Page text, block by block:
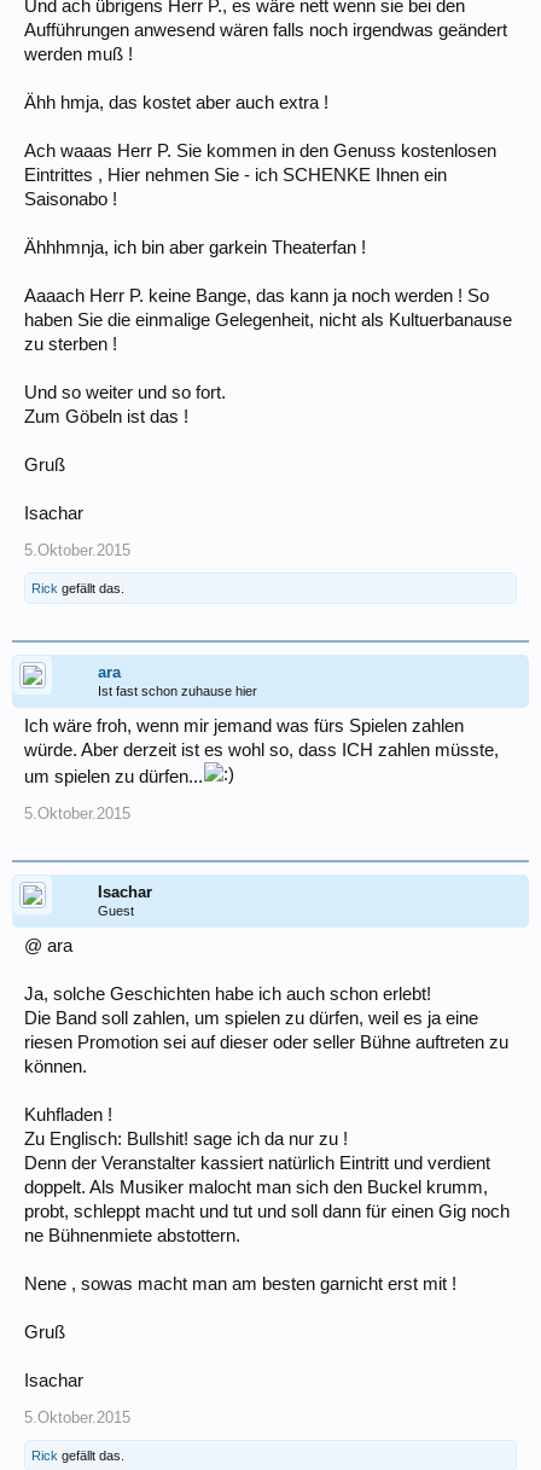
Und ach übrigens Herr P., es wäre nett wenn sie bei den
Aufführungen anwesend wären falls noch irgendwas geändert
werden muß !
Ähh hmja, das kostet aber auch extra !
Ach waaas Herr P. Sie kommen in den Genuss kostenlosen
Eintrittes , Hier nehmen Sie - ich SCHENKE Ihnen ein
Saisonabo !
Ähhhmnja, ich bin aber garkein Theaterfan !
Aaaach Herr P. keine Bange, das kann ja noch werden ! So
haben Sie die einmalige Gelegenheit, nicht als Kultuerbanause
zu sterben !
Und so weiter und so fort.
Zum Göbeln ist das !
Gruß
Isachar
5.Oktober.2015
Rick gefällt das.
ara
Ist fast schon zuhause hier
Ich wäre froh, wenn mir jemand was fürs Spielen zahlen
würde. Aber derzeit ist es wohl so, dass ICH zahlen müsste,
um spielen zu dürfen...
5.Oktober.2015
Isachar
Guest
@ ara
Ja, solche Geschichten habe ich auch schon erlebt!
Die Band soll zahlen, um spielen zu dürfen, weil es ja eine
riesen Promotion sei auf dieser oder seller Bühne auftreten zu
können.
Kuhfladen !
Zu Englisch: Bullshit! sage ich da nur zu !
Denn der Veranstalter kassiert natürlich Eintritt und verdient
doppelt. Als Musiker malocht man sich den Buckel krumm,
probt, schleppt macht und tut und soll dann für einen Gig noch
ne Bühnenmiete abstottern.
Nene , sowas macht man am besten garnicht erst mit !
Gruß
Isachar
5.Oktober.2015
Rick gefällt das.